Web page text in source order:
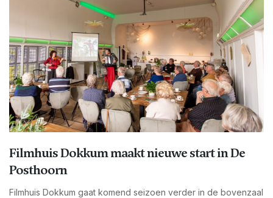
Filmhuis Dokkum maakt nieuwe start in De
Posthoorn
Filmhuis Dokkum gaat komend seizoen verder in de bovenzaal